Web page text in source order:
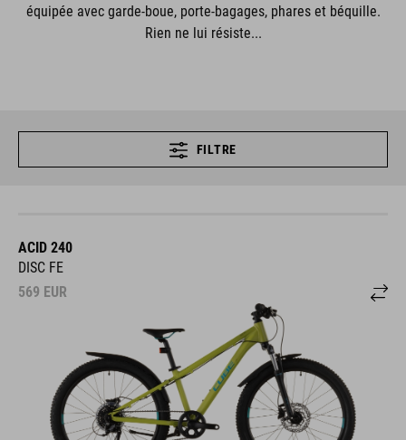
équipée avec garde-boue, porte-bagages, phares et béquille.
Rien ne lui résiste...
FILTRE
ACID 240
DISC FE
569 EUR